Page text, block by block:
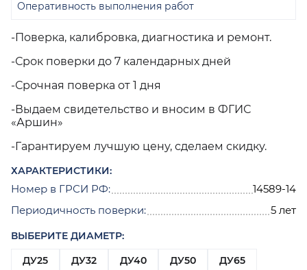
-Поверка, калибровка, диагностика и ремонт.
-Срок поверки до 7 календарных дней
-Срочная поверка от 1 дня
-Выдаем свидетельство и вносим в ФГИС
«Аршин»
-Гарантируем лучшую цену, сделаем скидку.
ХАРАКТЕРИСТИКИ:
Номер в ГРСИ РФ:
14589-14
Периодичность поверки:
5 лет
ВЫБЕРИТЕ ДИАМЕТР:
ДУ25
ДУ32 ДУ40 ДУ50
ДУ65
Оперативность выполнения работ